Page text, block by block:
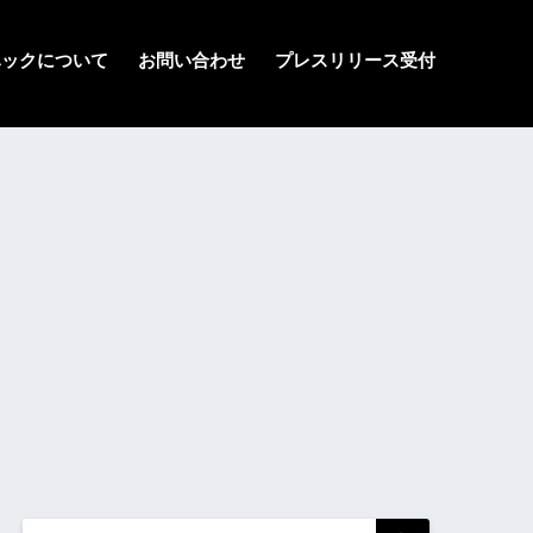
クについて お問い合わせ プレスリリース受付